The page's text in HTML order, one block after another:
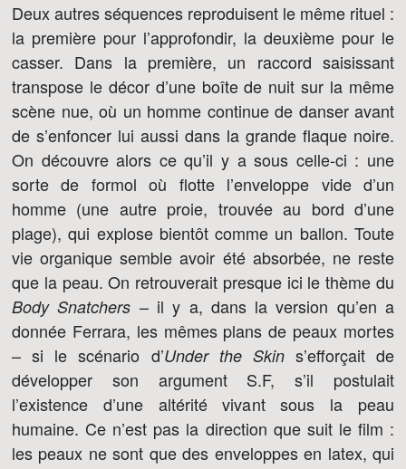
Deux autres séquences reproduisent le même rituel :
la première pour l’approfondir, la deuxième pour le
casser. Dans la première, un raccord saisissant
transpose le décor d’une boîte de nuit sur la même
scène nue, où un homme continue de danser avant
de s’enfoncer lui aussi dans la grande flaque noire.
On découvre alors ce qu’il y a sous celle-ci : une
sorte de formol où flotte l’enveloppe vide d’un
homme (une autre proie, trouvée au bord d’une
plage), qui explose bientôt comme un ballon. Toute
vie organique semble avoir été absorbée, ne reste
que la peau. On retrouverait presque ici le thème du
Body Snatchers – il y a, dans la version qu’en a
donnée Ferrara, les mêmes plans de peaux mortes
– si le scénario d’Under the Skins’efforçait de
développer son argument S.F, s’il postulait
l’existence d’une altérité vivant sous la peau
humaine. Ce n’est pas la direction que suit le film :
les peaux ne sont que des enveloppes en latex, qui